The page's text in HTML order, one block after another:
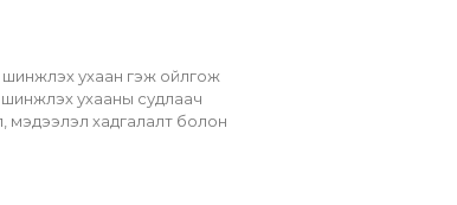
шинжлэх ухаан гэж ойлгож
ухааны судлаач
хадгалалт болон